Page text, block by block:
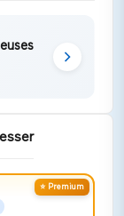
⭐ Premium